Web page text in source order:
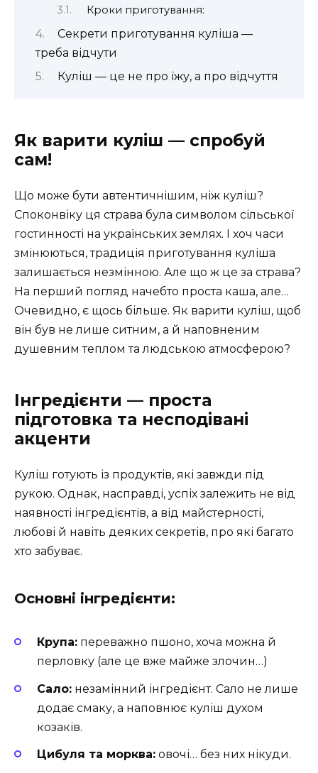
Кроки приготування:
Секрети приготування куліша —
треба відчути
Куліш — це не про їжу, а про відчуття
Як варити куліш — спробуй
сам!
Що може бути автентичнішим, ніж куліш?
Споконвіку ця страва була символом сільської
гостинності на українських землях. І хоч часи
змінюються, традиція приготування куліша
залишається незмінною. Але що ж це за страва?
На перший погляд начебто проста каша, але…
Очевидно, є щось більше. Як варити куліш, щоб
він був не лише ситним, а й наповненим
душевним теплом та людською атмосферою?
Інгредієнти — проста
підготовка та несподівані
акценти
Куліш готують із продуктів, які завжди під
рукою. Однак, насправді, успіх залежить не від
наявності інгредієнтів, а від майстерності,
любові й навіть деяких секретів, про які багато
хто забуває.
Основні інгредієнти:
Крупа: переважно пшоно, хоча можна й
перловку (але це вже майже злочин…)
Сало: незамінний інгредієнт. Сало не лише
додає смаку, а наповнює куліш духом
козаків.
Цибуля та морква: овочі… без них нікуди.